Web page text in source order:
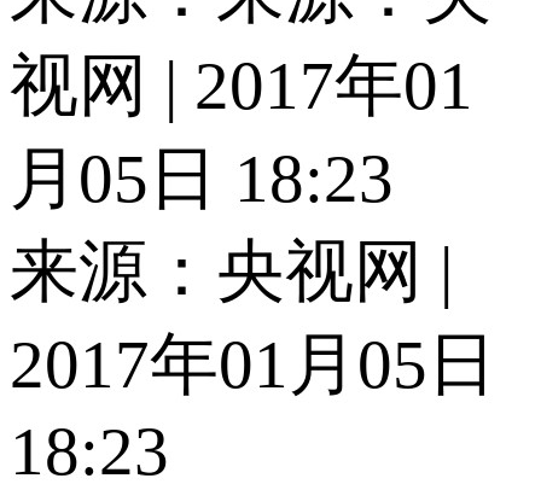
视网 | 2017年01
月05日 18:23
来源：央视网 |
2017年01月05日
18:23